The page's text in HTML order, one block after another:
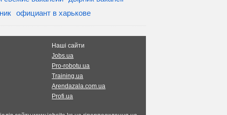
официант в харькове
Наші сайти
Jobs.ua
Pro-robotu.ua
Training.ua
Arendazala.com.ua
Profi.ua